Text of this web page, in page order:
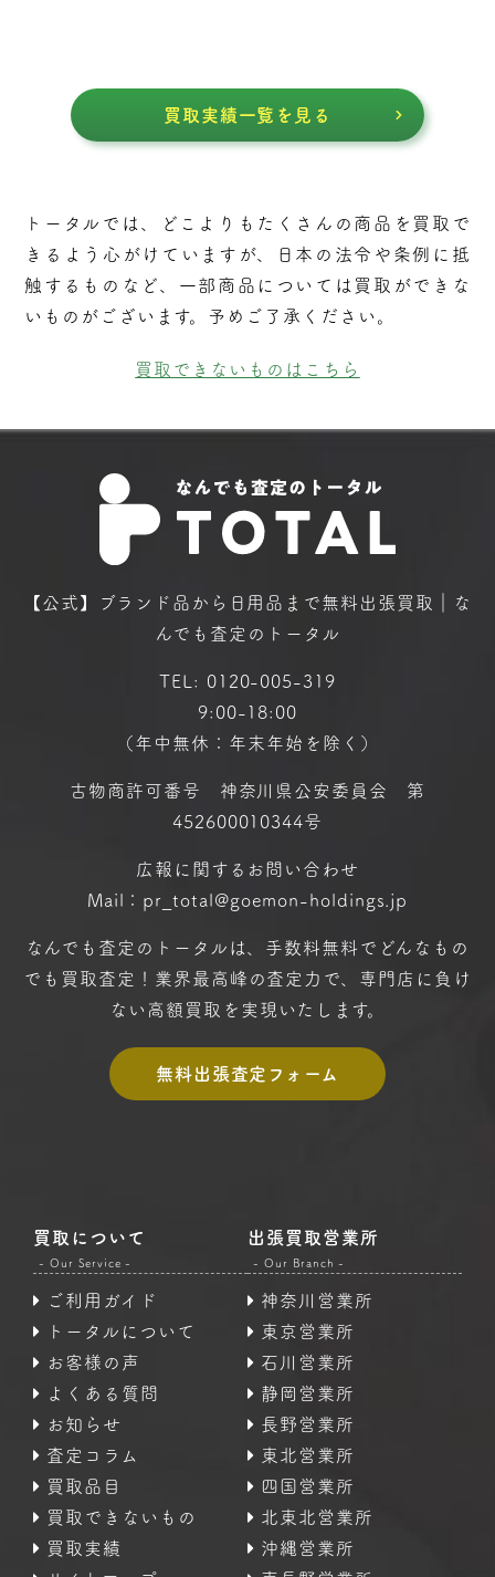
買取実績一覧を見る
トータルでは、どこよりもたくさんの商品を買取で
きるよう⼼がけていますが、⽇本の法令や条例に抵
触するものなど、⼀部商品については買取ができな
いものがございます。予めご了承ください。
買取できないものはこちら
【公式】ブランド品から日用品まで無料出張買取｜な
んでも査定のトータル
TEL: 0120-005-319
9:00-18:00
（年中無休：年末年始を除く）
古物商許可番号 神奈川県公安委員会 第
452600010344号
広報に関するお問い合わせ
Mail：pr_total@goemon-holdings.jp
なんでも査定のトータルは、手数料無料で どんなもの
でも買取査定！ 業界最高峰の査定力で、専門店に 負け
ない高額買取を実現いたします。
無料出張査定フォーム
買取について
- Our Service -
ご利用ガイド
トータルについて
お客様の声
よくある質問
お知らせ
査定コラム
買取品目
買取できないもの
買取実績
出張買取営業所
- Our Branch -
神奈川営業所
東京営業所
石川営業所
静岡営業所
長野営業所
東北営業所
四国営業所
北東北営業所
沖縄営業所